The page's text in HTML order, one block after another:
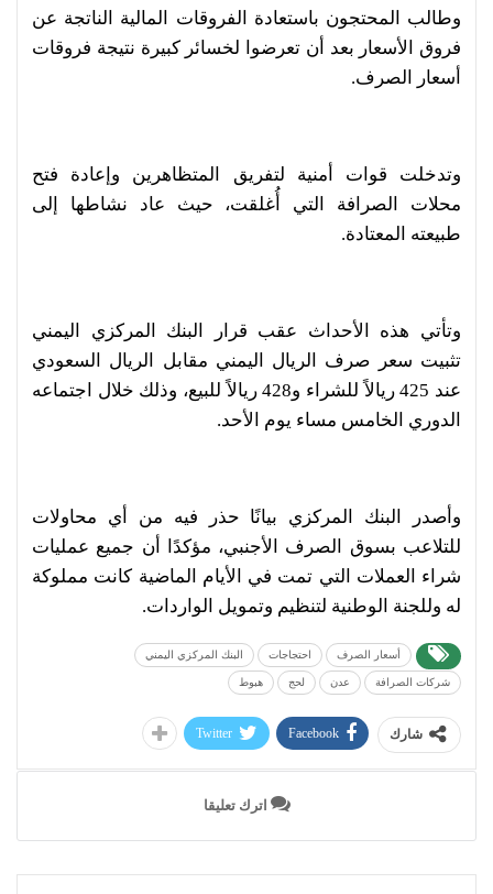
وطالب المحتجون باستعادة الفروقات المالية الناتجة عن
فروق الأسعار بعد أن تعرضوا لخسائر كبيرة نتيجة فروقات
أسعار الصرف.
وتدخلت قوات أمنية لتفريق المتظاهرين وإعادة فتح
محلات الصرافة التي أُغلقت، حيث عاد نشاطها إلى
طبيعته المعتادة.
وتأتي هذه الأحداث عقب قرار البنك المركزي اليمني
تثبيت سعر صرف الريال اليمني مقابل الريال السعودي
عند 425 ريالاً للشراء و428 ريالاً للبيع، وذلك خلال اجتماعه
الدوري الخامس مساء يوم الأحد.
وأصدر البنك المركزي بيانًا حذر فيه من أي محاولات
للتلاعب بسوق الصرف الأجنبي، مؤكدًا أن جميع عمليات
شراء العملات التي تمت في الأيام الماضية كانت مملوكة
له وللجنة الوطنية لتنظيم وتمويل الواردات.
أسعار الصرف احتجاجات البنك المركزي اليمني
شركات الصرافة عدن لحج هبوط
شارك Facebook
Twitter
اترك تعليقا